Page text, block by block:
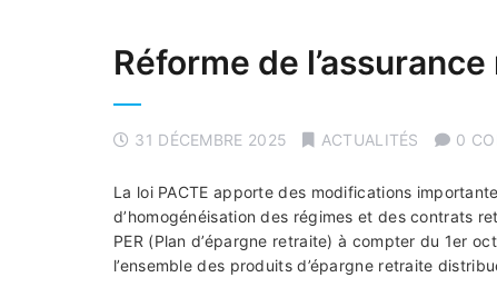
Réforme de
31 DÉCEMBRE 2025 ACTUALITÉS 0
La loi PACTE apporte des modifications
d’homogénéisation des régimes et des contrats
PER (Plan d’épargne retraite) à compter du 1er
l’ensemble des produits d’épargne retraite